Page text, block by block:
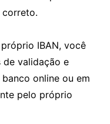
correto.
IBAN, você
de validação e
online ou em
pelo próprio